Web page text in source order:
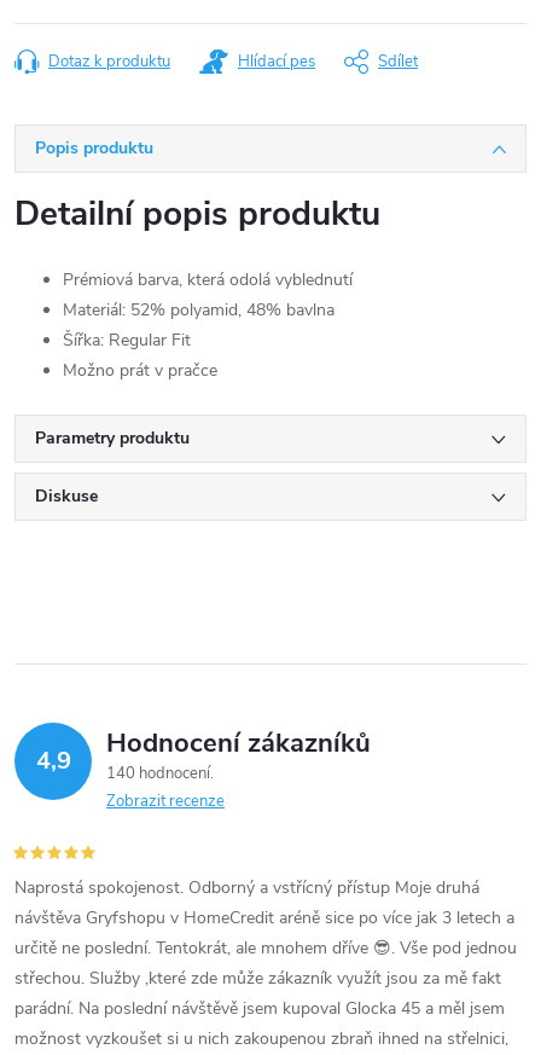
Dotaz k produktu Hlídací pes Sdílet
Popis produktu
Detailní popis produktu
Prémiová barva, která odolá vyblednutí
Materiál: 52% polyamid, 48% bavlna
Šířka: Regular Fit
Možno prát v pračce
Parametry produktu
Diskuse
4,9 Hodnocení zákazníků
140 hodnocení
Zobrazit recenze
Naprostá spokojenost. Odborný a vstřícný přístup Moje druhá
návštěva Gryfshopu v HomeCredit aréně sice po více jak 3 letech a
určitě ne poslední. Tentokrát, ale mnohem dříve 😎. Vše pod jednou
střechou. Služby ,které zde může zákazník využít jsou za mě fakt
parádní. Na poslední návštěvě jsem kupoval Glocka 45 a měl jsem
možnost vyzkoušet si u nich zakoupenou zbraň ihned na střelnici,